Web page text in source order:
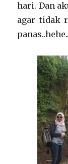
hari. Dan
agar tidak
panas..hehe..